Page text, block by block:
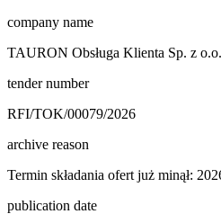
company name
TAURON Obsługa Klienta Sp. z o.o.
tender number
RFI/TOK/00079/2026
archive reason
Termin składania ofert już minął:
publication date